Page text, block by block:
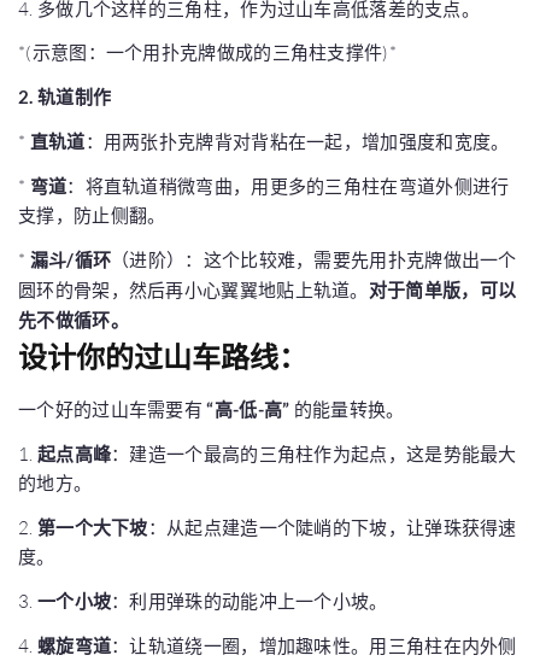
4. 多做几个这样的三角柱，作为过山车高低落差的支点。
*(示意图：一个用扑克牌做成的三角柱支撑件)*
2. 轨道制作
* 直轨道：用两张扑克牌背对背粘在一起，增加强度和宽度。
* 弯道：将直轨道稍微弯曲，用更多的三角柱在弯道外侧进行
支撑，防止侧翻。
* 漏斗/循环 （进阶）：这个比较难，需要先用扑克牌做出一个
圆环的骨架，然后再小心翼翼地贴上轨道。 对于简单版，可以
先不做循环。
设计你的过山车路线：
一个好的过山车需要有“高-低-高” 的能量转换。
1. 起点高峰：建造一个最高的三角柱作为起点，这是势能最大
的地方。
2. 第一个大下坡：从起点建造一个陡峭的下坡，让弹珠获得速
度。
3. 一个小坡：利用弹珠的动能冲上一个小坡。
4. 螺旋弯道：让轨道绕一圈，增加趣味性。用三角柱在内外侧